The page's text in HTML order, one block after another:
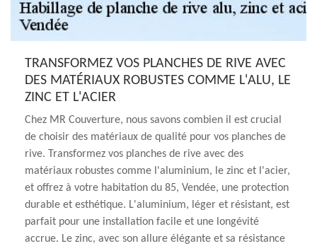
TRANSFORMEZ VOS PLANCHES DE RIVE AVEC
DES MATÉRIAUX ROBUSTES COMME L'ALU, LE
ZINC ET L'ACIER
Chez MR Couverture, nous savons combien il est crucial
de choisir des matériaux de qualité pour vos planches de
rive. Transformez vos planches de rive avec des
matériaux robustes comme l'aluminium, le zinc et l'acier,
et offrez à votre habitation du 85, Vendée, une protection
durable et esthétique. L'aluminium, léger et résistant, est
parfait pour une installation facile et une longévité
accrue. Le zinc, avec son allure élégante et sa résistance